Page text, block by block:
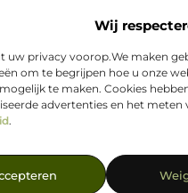
Wij
uw privacy voorop.We maken
om te begrijpen hoe u onze
te maken. Cookies
advertenties en het
.
laat groeien
van